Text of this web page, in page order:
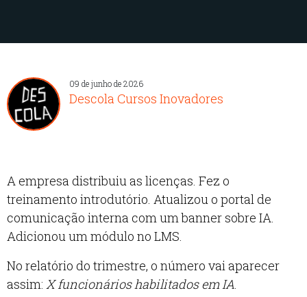
09 de junho de 2026
Descola Cursos Inovadores
A empresa distribuiu as licenças. Fez o
treinamento introdutório. Atualizou o portal de
comunicação interna com um banner sobre IA.
Adicionou um módulo no LMS.
No relatório do trimestre, o número vai aparecer
assim: X funcionários habilitados em IA.